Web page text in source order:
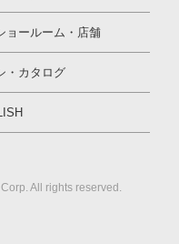
ョールーム・店舗
・カタログ
All rights reserved.